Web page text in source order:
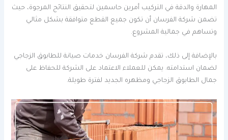
المهارة والدقة في التركيب أمرين حاسمين لتحقيق النتائج المرجوة، حيث
تضمن شركة الفرسان أن تكون جميع القطع متوافقة بشكل مثالي
وتساهم في جمالية المشروع.
بالإضافة إلى ذلك، تقدم شركة الفرسان خدمات صيانة للطابوق الزجاجي
لضمان استدامته. يمكن للعملاء الاعتماد على الشركة للحفاظ على
جمال الطابوق الزجاجي ومظهره الجديد لفترة طويلة.